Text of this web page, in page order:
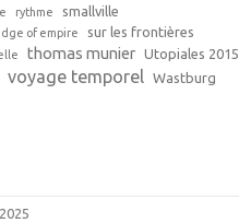
rythme smallville
of empire sur les frontières
thomas munier Utopiales 2015
voyage temporel Wastburg